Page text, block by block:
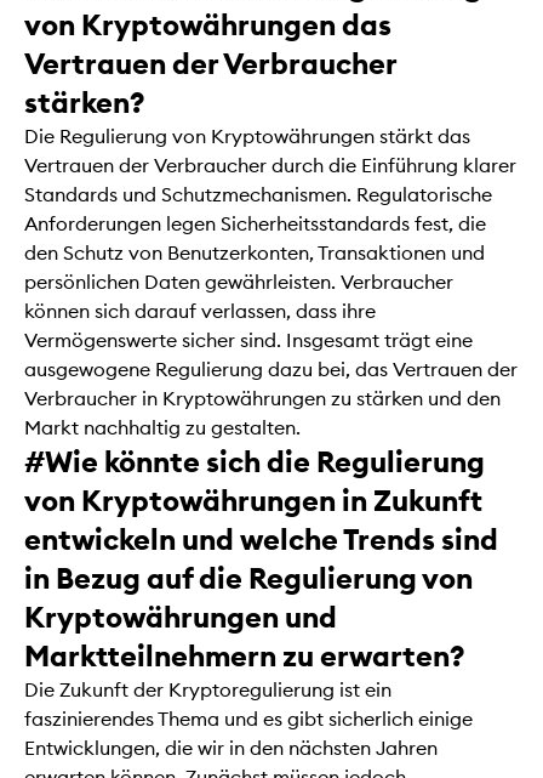
von Kryptowährungen das
Vertrauen der Verbraucher
stärken?
Die Regulierung von Kryptowährungen stärkt das
Vertrauen der Verbraucher durch die Einführung klarer
Standards und Schutzmechanismen. Regulatorische
Anforderungen legen Sicherheitsstandards fest, die
den Schutz von Benutzerkonten, Transaktionen und
persönlichen Daten gewährleisten. Verbraucher
können sich darauf verlassen, dass ihre
Vermögenswerte sicher sind. Insgesamt trägt eine
ausgewogene Regulierung dazu bei, das Vertrauen der
Verbraucher in Kryptowährungen zu stärken und den
Markt nachhaltig zu gestalten.
#Wie könnte sich die Regulierung
von Kryptowährungen in Zukunft
entwickeln und welche Trends sind
in Bezug auf die Regulierung von
Kryptowährungen und
Marktteilnehmern zu erwarten?
Die Zukunft der Kryptoregulierung ist ein
faszinierendes Thema und es gibt sicherlich einige
Entwicklungen, die wir in den nächsten Jahren